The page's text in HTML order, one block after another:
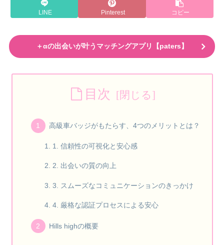
LINE Pinterest コピー
＋αの出会いが叶うマッチングアプリ【paters】
目次
高級車バッジがもたらす、4つのメリットとは？
1. 信頼性の可視化と安心感
2. 出会いの質の向上
3. スムーズなコミュニケーションのきっかけ
4. 厳格な認証プロセスによる安心
Hills highの概要